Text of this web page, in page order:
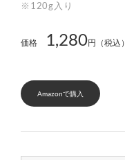
※120g入り
価格 1,280円（税込）
Amazonで購入